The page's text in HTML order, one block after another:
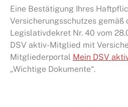
Eine Bestätigung Ihres
Versicherungsschutzes gemäß
Legislativdekret Nr. 40 vom
DSV aktiv-Mitglied mit
Mitgliederportal Mein DSV
„Wichtige Dokumente“.